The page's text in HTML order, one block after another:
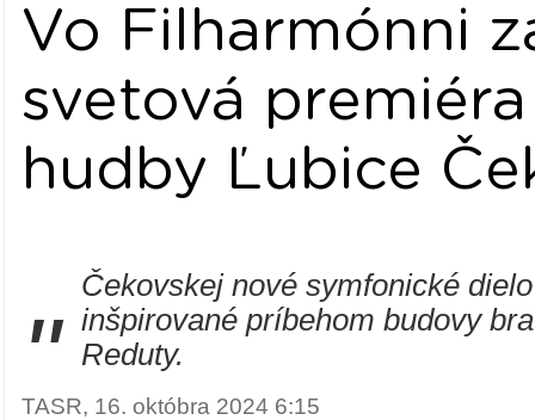
Vo Filharmónni
svetová
hudby Ľubice
"
Čekovskej nové symfonické
inšpirované príbehom budovy
Reduty.
TASR, 16. októbra 2024 6:15